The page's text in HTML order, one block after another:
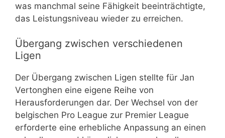
was manchmal seine Fähigkeit beeinträchtigte,
das Leistungsniveau wieder zu erreichen.
Übergang zwischen verschiedenen
Ligen
Der Übergang zwischen Ligen stellte für Jan
Vertonghen eine eigene Reihe von
Herausforderungen dar. Der Wechsel von der
belgischen Pro League zur Premier League
erforderte eine erhebliche Anpassung an einen